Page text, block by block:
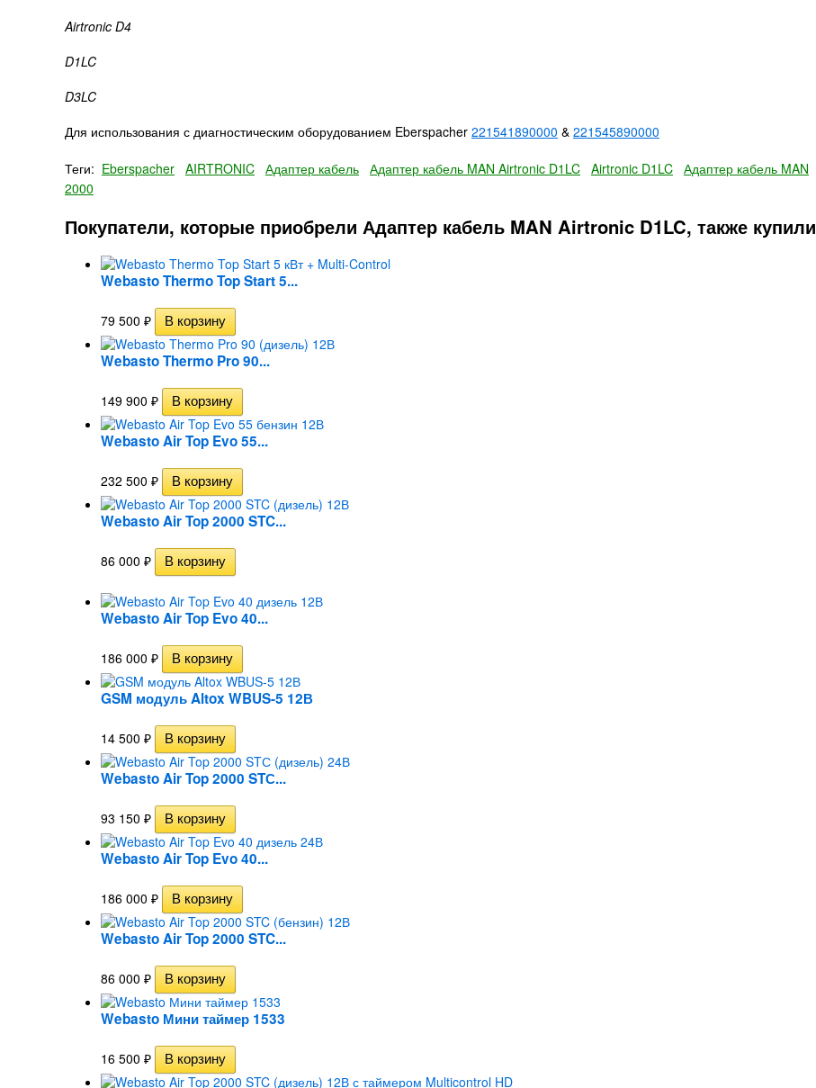
Airtronic D4
D1LC
D3LC
Для использования с диагностическим оборудованием Eberspacher 221541890000 & 221545890000
Теги: Eberspacher AIRTRONIC Адаптер кабель Адаптер кабель MAN Airtronic D1LC Airtronic D1LC Адаптер кабель MAN
2000
Покупатели, которые приобрели Адаптер кабель MAN Airtronic D1LC, также купили
Webasto Thermo Top Start 5...
79 500 ₽
Webasto Thermo Pro 90...
149 900 ₽
Webasto Air Top Evo 55...
232 500 ₽
Webasto Air Top 2000 STC...
86 000 ₽
Webasto Air Top Evo 40...
186 000 ₽
GSM модуль Altox WBUS-5 12В
14 500 ₽
Webasto Air Top 2000 STС...
93 150 ₽
Webasto Air Top Evo 40...
186 000 ₽
Webasto Air Top 2000 STC...
86 000 ₽
Webasto Мини таймер 1533
16 500 ₽